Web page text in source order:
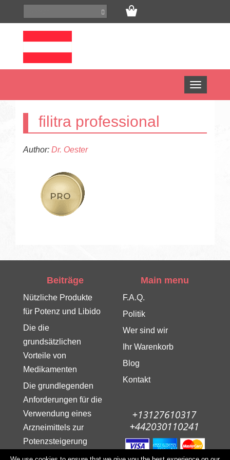
Open
menu
filitra professional
Author: Dr. Oester
Beiträge
Nützliche Produkte
für Potenz und Libido
Die die
grundsätzlichen
Vorteile von
Medikamenten
Die grundlegenden
Anforderungen für die
Verwendung eines
Arzneimittels zur
Potenzsteigerung
Produkte, die die
Main menu
F.A.Q.
Politik
Wer sind wir
Ihr Warenkorb
Blog
Kontakt